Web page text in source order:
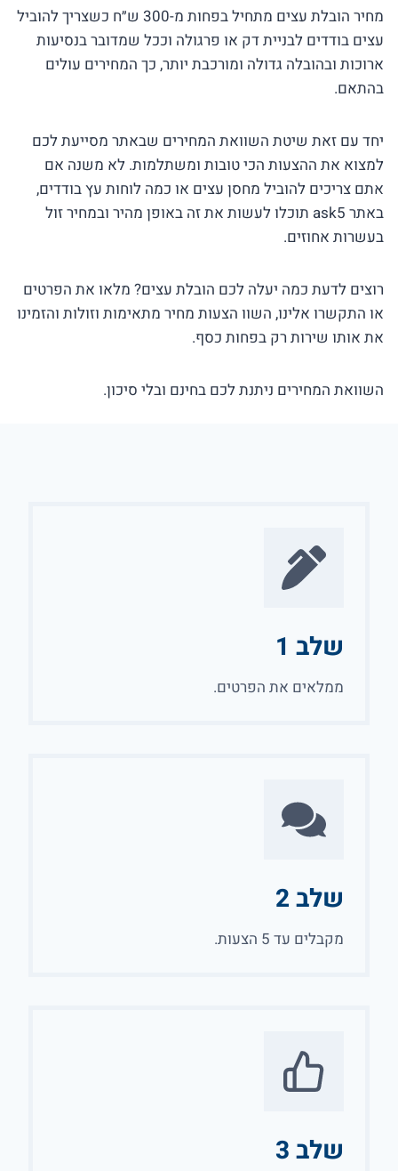
מחיר הובלת עצים מתחיל בפחות מ-300 ש״ח כשצריך להוביל
עצים בודדים לבניית דק או פרגולה וככל שמדובר בנסיעות
ארוכות ובהובלה גדולה ומורכבת יותר, כך המחירים עולים
בהתאם.
יחד עם זאת שיטת השוואת המחירים שבאתר מסייעת לכם
למצוא את ההצעות הכי טובות ומשתלמות. לא משנה אם
אתם צריכים להוביל מחסן עצים או כמה לוחות עץ בודדים,
באתר ask5 תוכלו לעשות את זה באופן מהיר ובמחיר זול
בעשרות אחוזים.
רוצים לדעת כמה יעלה לכם הובלת עצים? מלאו את הפרטים
או התקשרו אלינו, השוו הצעות מחיר מתאימות וזולות והזמינו
את אותו שירות רק בפחות כסף.
השוואת המחירים ניתנת לכם בחינם ובלי סיכון.
שלב 1
ממלאים את הפרטים.
שלב 2
מקבלים עד 5 הצעות.
שלב 3